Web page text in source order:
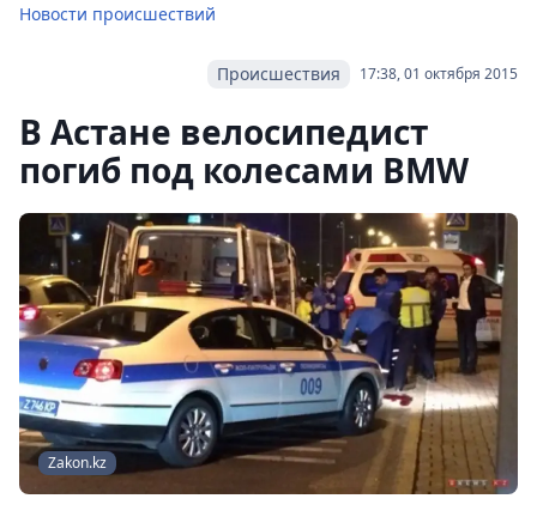
Новости происшествий
17:38, 01 октября 2015
Происшествия
В Астане велосипедист
погиб под колесами BMW
Zakon.kz